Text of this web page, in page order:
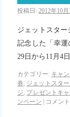
投稿日: 2012年10月
ジェットスター
記念した「幸運
29日から11月4
カテゴリー: キャ
券, ジェットスタ
ジ, プレゼントキ
ンペーン
コメン